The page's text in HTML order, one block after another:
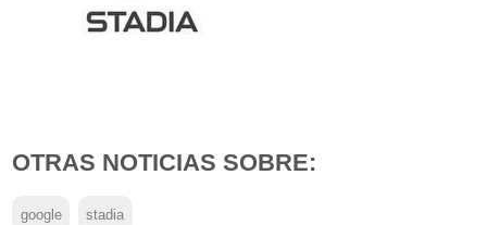
OTRAS NOTICIAS SOBRE:
google stadia